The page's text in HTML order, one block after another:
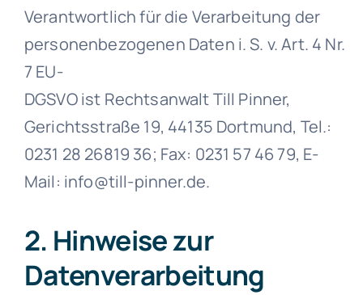
Verantwortlich für die Verarbeitung der
personenbezogenen Daten i. S. v. Art. 4 Nr.
7 EU-
DGSVO ist Rechtsanwalt Till Pinner,
Gerichtsstraße 19, 44135 Dortmund, Tel.:
0231 28 26819 36; Fax: 0231 57 46 79, E-
Mail: info@till-pinner.de.
2. Hinweise zur
Datenverarbeitung